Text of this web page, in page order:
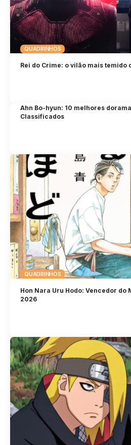
QUADRINHOS
Rei do Crime: o vilão mais temido
Ahn Bo-hyun: 10 melhores
Classificados
QUADRINHOS
Hon Nara Uru Hodo: Vencedor do
2026